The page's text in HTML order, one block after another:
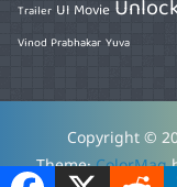
Trailer UI Movie
Vinod Prabhakar Yuva
Copyright ©
Theme:ColorMag